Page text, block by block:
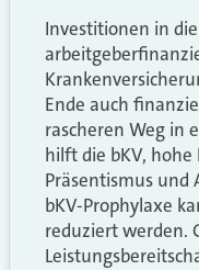
Investitionen in
Ende auch
rascheren Weg in
hilft die bKV, hohe
Präsentismus und
bKV-Prophylaxe
reduziert werden.